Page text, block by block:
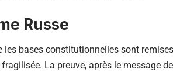
Russe
les bases constitutionnelles sont
La preuve, après le message